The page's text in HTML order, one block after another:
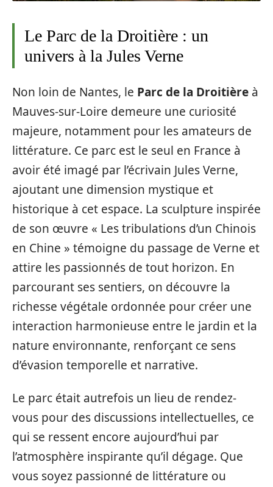
Le Parc de la Droitière : un
univers à la Jules Verne
Non loin de Nantes, le Parc de la Droitière à
Mauves-sur-Loire demeure une curiosité
majeure, notamment pour les amateurs de
littérature. Ce parc est le seul en France à
avoir été imagé par l’écrivain Jules Verne,
ajoutant une dimension mystique et
historique à cet espace. La sculpture inspirée
de son œuvre « Les tribulations d’un Chinois
en Chine » témoigne du passage de Verne et
attire les passionnés de tout horizon. En
parcourant ses sentiers, on découvre la
richesse végétale ordonnée pour créer une
interaction harmonieuse entre le jardin et la
nature environnante, renforçant ce sens
d’évasion temporelle et narrative.
Le parc était autrefois un lieu de rendez-
vous pour des discussions intellectuelles, ce
qui se ressent encore aujourd’hui par
l’atmosphère inspirante qu’il dégage. Que
vous soyez passionné de littérature ou